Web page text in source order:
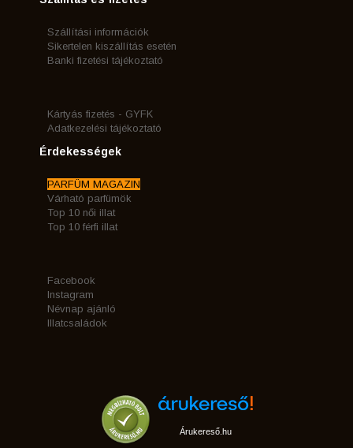
Szállítási információk
Sikertelen kiszállítás esetén
Banki fizetési tájékoztató
Kártyás fizetés - GYFK
Adatkezelési tájékoztató
Érdekességek
PARFÜM MAGAZIN
Várható parfümök
Top 10 női illat
Top 10 férfi illat
Facebook
Instagram
Névnap ajánló
Illatcsaládok
Árukereső.hu